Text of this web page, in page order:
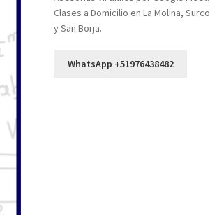
Clases a Domicilio en La Molina, Surco
y San Borja.
WhatsApp +51976438482